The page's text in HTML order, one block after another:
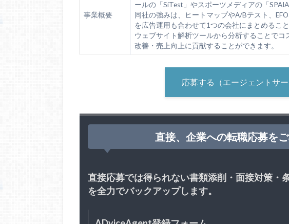
事業概要
ールの「SiTest」やスポーツメディアの「
同社の強みは、ヒートマップやA/Bテスト、
を広告運用も合わせて1つの会社にまとめるこ
ウェブサイト解析ツールから分析することでコ
改善・売上向上に貢献することができます。
応募する（エージェントサー
直接、企業への転職応募を
直接応募では得られない書類添削・面接対策・
を全力でバックアップします。